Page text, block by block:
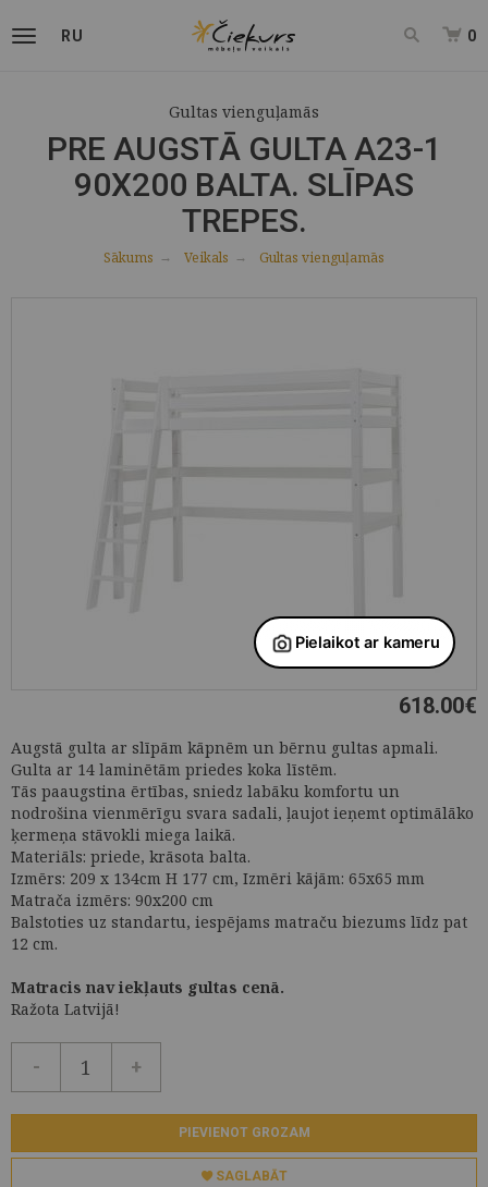
RU 0
Gultas vienguļamās
PRE AUGSTĀ GULTA A23-1
90X200 BALTA. SLĪPAS
TREPES.
Sākums Veikals Gultas vienguļamās
618.00€
Augstā gulta ar slīpām kāpnēm un bērnu gultas apmali.
Gulta ar 14 laminētām priedes koka līstēm.
Tās paaugstina ērtības, sniedz labāku komfortu un
nodrošina vienmērīgu svara sadali, ļaujot ieņemt optimālāko
ķermeņa stāvokli miega laikā.
Materiāls: priede, krāsota balta.
Izmērs: 209 x 134cm H 177 cm, Izmēri kājām: 65x65 mm
Matrača izmērs: 90x200 cm
Balstoties uz standartu, iespējams matraču biezums līdz pat
12 cm.
Matracis nav iekļauts gultas cenā.
Ražota Latvijā!
- +
PIEVIENOT GROZAM
SAGLABĀT